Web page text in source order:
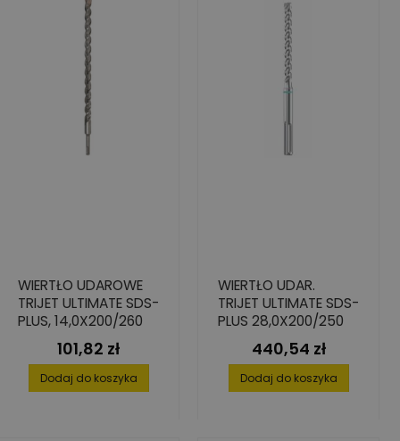
WIERTŁO UDAROWE
TRIJET ULTIMATE SDS-
PLUS, 14,0X200/260
Cena
101,82 zł
Dodaj do koszyka
WIERTŁO UDAR.
TRIJET ULTIMATE SDS-
PLUS 28,0X200/250
Cena
440,54 zł
Dodaj do koszyka